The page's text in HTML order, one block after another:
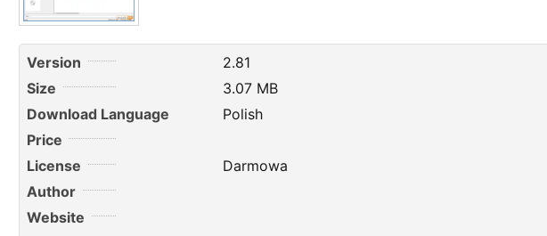
Version 2.81
Size
3.07 MB
Download Language
Polish
Price
License
Darmowa
Author
Website